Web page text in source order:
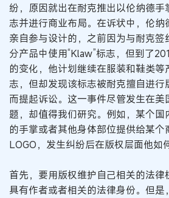
纷，原因就出在耐克推出以伦纳德手
志并进行商业布局。在诉状中，伦纳
亲自参与设计的，之前因为与耐克
分产品中使用“Klaw”标志，但到了
的变化，他计划继续在服装和鞋类等
志，但却发现该标志被耐克擅自进行
而提起诉讼。这一事件尽管发生在
题，却值得我们研究。例如，某个
的手掌或者其他身体部位提供给某
LOGO，发生纠纷后在版权层面他如
首先，要用版权维护自己相关的法
具有作者或者相关的法律身份。但